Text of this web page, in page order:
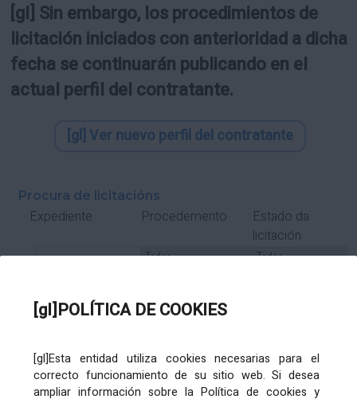
[gl]POLÍTICA DE COOKIES
[gl]Esta entidad utiliza cookies necesarias para el
correcto funcionamiento de su sitio web. Si desea
ampliar información sobre la Política de cookies y
[gl] Sin embargo, los procedimientos de
licitación iniciados con anterioridad a dicha
fecha se continuarán publicando en el
actual perfil del contratante.
[gl] Ver nuevo perfil del contratante
Procura de licitacións
Expediente Procedemento
Estado da
licitación
Subcontrato Tramitación
Órgano de contratación Título